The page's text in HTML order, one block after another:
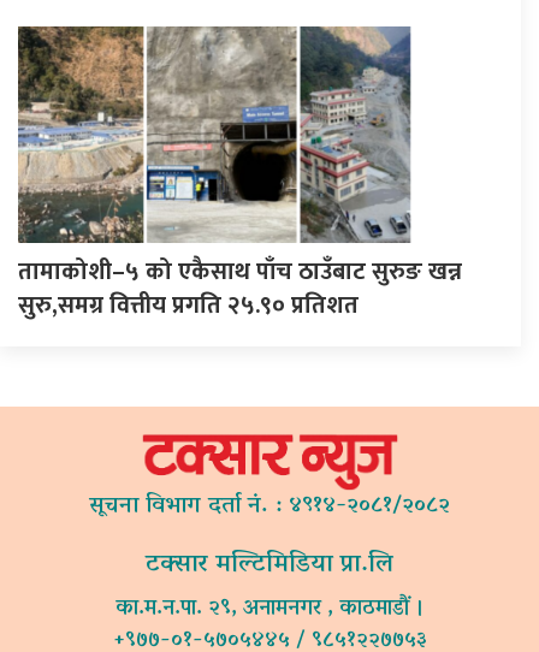
तामाकोशी–५ को एकैसाथ पाँच ठाउँबाट सुरुङ खन्न
सुरु,समग्र वित्तीय प्रगति २५.९० प्रतिशत
सूचना विभाग दर्ता नं. : ४९१४-२०८१/२०८२
टक्सार मल्टिमिडिया प्रा.लि
का.म.न.पा. २९, अनामनगर , काठमाडौं ।
+९७७-०१-५७०५४४५ / ९८५१२२७७५३